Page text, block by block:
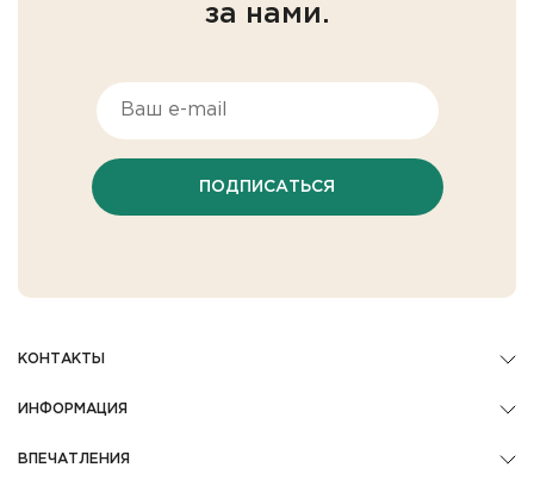
за нами.
ПОДПИСАТЬСЯ
КОНТАКТЫ
ИНФОРМАЦИЯ
ВПЕЧАТЛЕНИЯ